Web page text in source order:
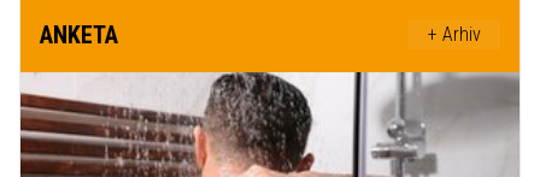
ANKETA + Arhiv